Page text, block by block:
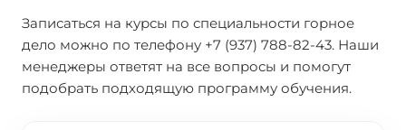
Записаться на курсы по специальности горное
дело можно по телефону +7 (937) 788-82-43. Наши
менеджеры ответят на все вопросы и помогут
подобрать подходящую программу обучения.